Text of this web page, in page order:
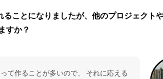
ことになりましたが、他のプロジェクト
すか？
て作ることが多いので、 それに応える